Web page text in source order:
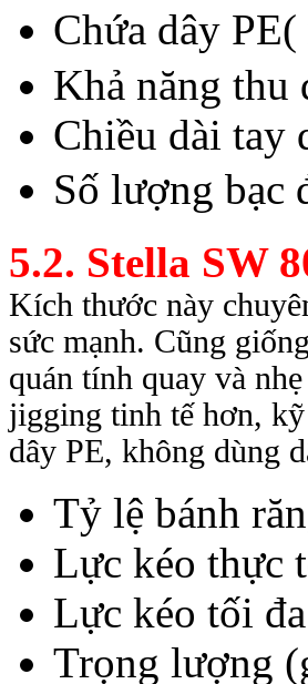
Chứa dây
Khả năng thu
Chiều dài tay
Số lượng bạc
5.2. Stella SW
Kích thước này
sức mạnh. Cũng
quán tính quay và
jigging tinh tế hơn,
dây PE, không dùng
Tỷ lệ bánh
Lực kéo thực
Lực kéo tối
Trọng lượng